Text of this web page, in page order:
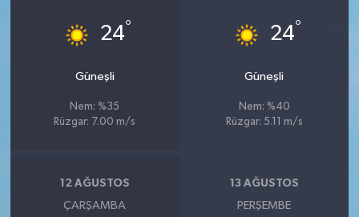
24°
Güneşli
Nem: %35
Rüzgar: 7.00 m/s
24°
Güneşli
Nem: %40
Rüzgar: 5.11 m/s
12 AĞUSTOS
ÇARŞAMBA
13 AĞUSTOS
PERŞEMBE